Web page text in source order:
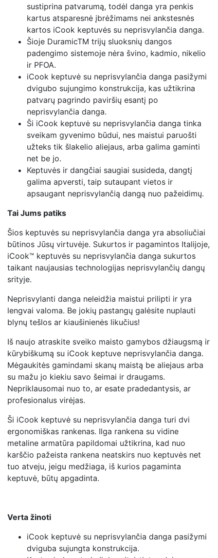
sustiprina patvarumą, todėl danga yra penkis
kartus atsparesnė įbrėžimams nei ankstesnės
kartos iCook keptuvės su neprisvylančia danga.
Šioje DuramicTM trijų sluoksnių dangos
padengimo sistemoje nėra švino, kadmio, nikelio
ir PFOA.
iCook keptuvė su neprisvylančia danga pasižymi
dvigubo sujungimo konstrukcija, kas užtikrina
patvarų pagrindo paviršių esantį po
neprisvylančia danga.
Ši iCook keptuvė su neprisvylančia danga tinka
sveikam gyvenimo būdui, nes maistui paruošti
užteks tik šlakelio aliejaus, arba galima gaminti
net be jo.
Keptuvės ir dangčiai saugiai susideda, dangtį
galima apversti, taip sutaupant vietos ir
apsaugant neprisvylančią dangą nuo pažeidimų.
Tai Jums patiks
Šios keptuvės su neprisvylančia danga yra absoliučiai
būtinos Jūsų virtuvėje. Sukurtos ir pagamintos Italijoje,
iCook™ keptuvės su neprisvylančia danga sukurtos
taikant naujausias technologijas neprisvylančių dangų
srityje.
Neprisvylanti danga neleidžia maistui prilipti ir yra
lengvai valoma. Be jokių pastangų galėsite nuplauti
blynų tešlos ar kiaušinienės likučius!
Iš naujo atraskite sveiko maisto gamybos džiaugsmą ir
kūrybiškumą su iCook keptuve neprisvylančia danga.
Mėgaukitės gamindami skanų maistą be aliejaus arba
su mažu jo kiekiu savo šeimai ir draugams.
Nepriklausomai nuo to, ar esate pradedantysis, ar
profesionalus virėjas.
Ši iCook keptuvė su neprisvylančia danga turi dvi
ergonomiškas rankenas. Ilga rankena su vidine
metaline armatūra papildomai užtikrina, kad nuo
karščio pažeista rankena neatskirs nuo keptuvės net
tuo atveju, jeigu medžiaga, iš kurios pagaminta
keptuvė, būtų apgadinta.
Verta žinoti
iCook keptuvė su neprisvylančia danga pasižymi
dviguba sujungta konstrukcija.